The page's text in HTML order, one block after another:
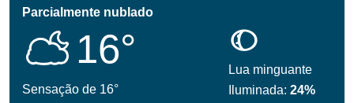
foi
fornecidas
a este
Parcialmente nublado
16°
Sensação de 16°
Lua minguante
Iluminada:24%